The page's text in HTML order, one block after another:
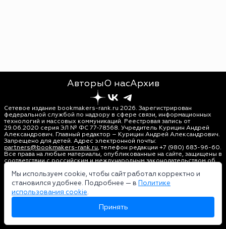
Мы используем cookie, чтобы сайт работал корректно и
становился удобнее. Подробнее — в Политике
использования cookie.
Принять
АвторыО насАрхив
Сетевое издание bookmakers-rank.ru 2026. Зарегистрирован
федеральной службой по надзору в сфере связи, информационных
технологий и массовых коммуникаций. Реестровая запись от
29.06.2020 серия ЭЛ № ФС 77-78568. Учредитель Курицин Андрей
Александрович. Главный редактор – Курицин Андрей Александрович.
Запрещено для детей. Адрес электронной почты:
partners@bookmakers-rank.ru, телефон редакции +7 (980) 683-96-60.
Все права на любые материалы, опубликованные на сайте, защищены в
соответствии с российским и международным законодательством об
фото, аудио и видеоматериалов возможно только с согласия
правообладателя (bookmakers-rank.ru). Персональные данные (ФЗ
152). При полном или частичном использовании материалов
bookmakers-rank.ru активная индексируемая гиперссылка на
исходный материал обязательна. Оригинал текста:
|
Политика использования cookie